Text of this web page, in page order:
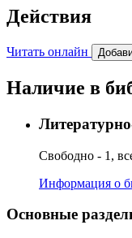
Действия
Читать онлайн
Наличие в
Свободно - 1,
Информация о
Основные